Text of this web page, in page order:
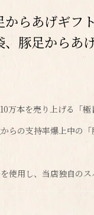
らあげギフ
豚足からあ
万本を売り上げる「極
らの支持率爆上中の「
使用し、当店独自の